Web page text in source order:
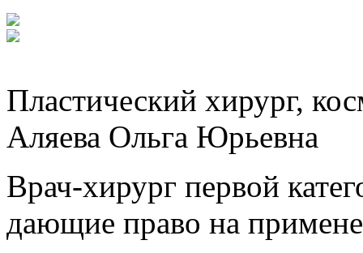
Пластический хирург,
Аляева Ольга Юрьевна
Врач-хирург первой
дающие право на